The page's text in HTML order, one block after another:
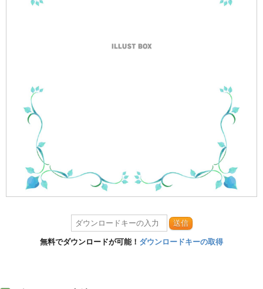
送信
無料でダウンロードが可能！ ダウンロードキーの取得